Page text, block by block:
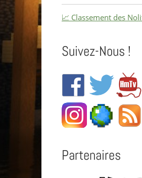
📈 Classement des
Suivez-Nous !
Partenaires